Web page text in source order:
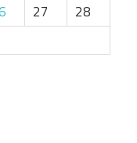
27
28